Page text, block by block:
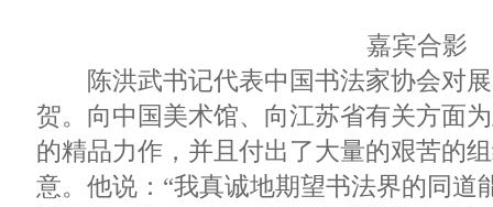
嘉宾合影
陈洪武书记代表中国书法家协会对展
贺。向中国美术馆、向江苏省有关方面
的精品力作，并且付出了大量的艰苦的
意。他说：“我真诚地期望书法界的同道